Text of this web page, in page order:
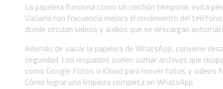
La papelera funciona como un colchón temporal, evita
Vaciarla con frecuencia mejora el rendimiento del
donde circulan videos y audios que se descargan
Además de vaciar la papelera de WhatsApp, conviene
seguridad. Los respaldos suelen sumar archivos que
como Google Fotos o iCloud para mover fotos y videos
Cómo lograr una limpieza completa en WhatsApp